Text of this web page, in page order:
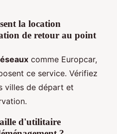
la location
de retour au point
comme Europcar,
ce service. Vérifiez
villes de départ et
d'utilitaire